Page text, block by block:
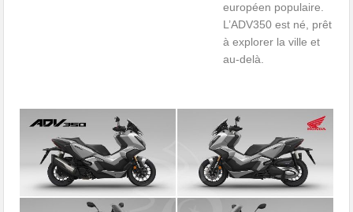
européen populaire.
L’ADV350 est né, prêt
à explorer la ville et
au-delà.